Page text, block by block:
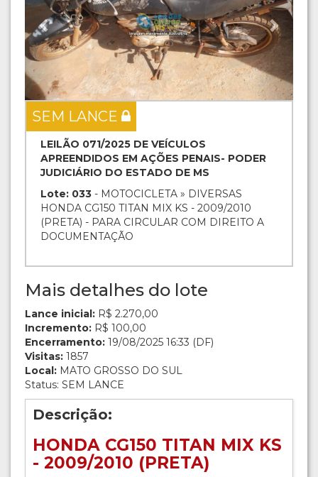
SEM LANCE
LEILÃO 071/2025 DE VEÍCULOS
APREENDIDOS EM AÇÕES PENAIS- PODER
JUDICIÁRIO DO ESTADO DE MS
Lote: 033 - MOTOCICLETA » DIVERSAS
HONDA CG150 TITAN MIX KS - 2009/2010
(PRETA) - PARA CIRCULAR COM DIREITO A
DOCUMENTAÇÃO
Mais detalhes do lote
Lance inicial: R$ 2.270,00
Incremento: R$ 100,00
Encerramento: 19/08/2025 16:33 (DF)
Visitas: 1857
Local: MATO GROSSO DO SUL
Status: SEM LANCE
Descrição:
HONDA CG150 TITAN MIX KS
- 2009/2010 (PRETA)